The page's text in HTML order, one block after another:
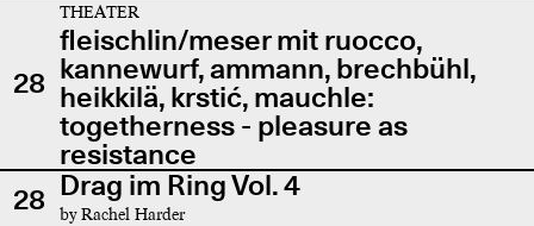
28
THEATER
fleischlin/meser mit ruocco,
kannewurf, ammann, brechbühl,
heikkilä, krstić, mauchle:
togetherness - pleasure as
resistance
28 Drag im Ring Vol. 4
by Rachel Harder